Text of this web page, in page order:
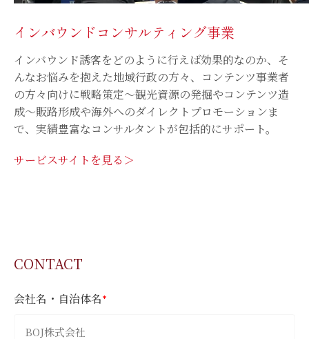
インバウンドコンサルティング事業
インバウンド誘客をどのように行えば効果的なのか、そ
んなお悩みを抱えた地域行政の方々、コンテンツ事業者
の方々向けに戦略策定〜観光資源の発掘やコンテンツ造
成〜販路形成や海外へのダイレクトプロモーションま
で、実績豊富なコンサルタントが包括的にサポート。
サービスサイトを見る＞
CONTACT
会社名・自治体名*